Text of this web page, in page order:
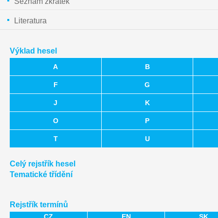
Literatura
Výklad hesel
A B
F G
J K
O P
T U
Celý rejstřík hesel
Tematické třídění
Rejstřík termínů